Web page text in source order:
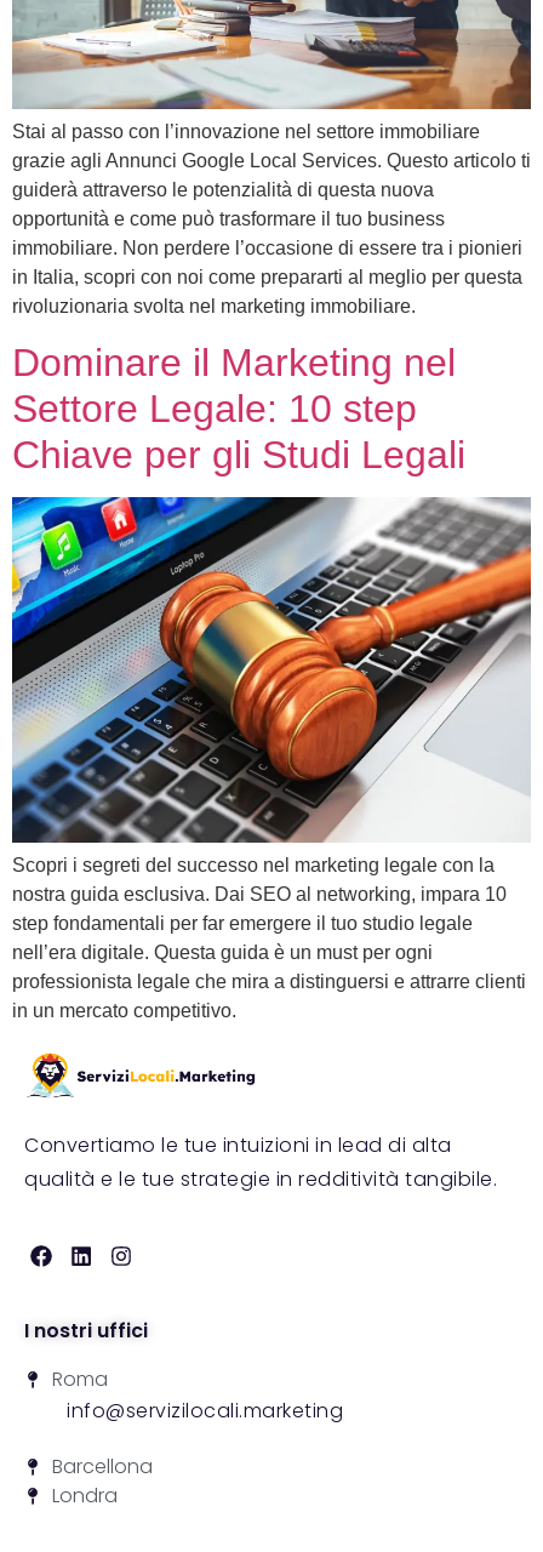
Stai al passo con l’innovazione nel settore immobiliare
grazie agli Annunci Google Local Services. Questo articolo ti
guiderà attraverso le potenzialità di questa nuova
opportunità e come può trasformare il tuo business
immobiliare. Non perdere l’occasione di essere tra i pionieri
in Italia, scopri con noi come prepararti al meglio per questa
rivoluzionaria svolta nel marketing immobiliare.
Dominare il Marketing nel
Settore Legale: 10 step
Chiave per gli Studi Legali
Scopri i segreti del successo nel marketing legale con la
nostra guida esclusiva. Dai SEO al networking, impara 10
step fondamentali per far emergere il tuo studio legale
nell’era digitale. Questa guida è un must per ogni
professionista legale che mira a distinguersi e attrarre clienti
in un mercato competitivo.
Convertiamo le tue intuizioni in lead di alta
qualità e le tue strategie in redditività tangibile.
I nostri uffici
Roma
info@servizilocali.marketing
Barcellona
Londra